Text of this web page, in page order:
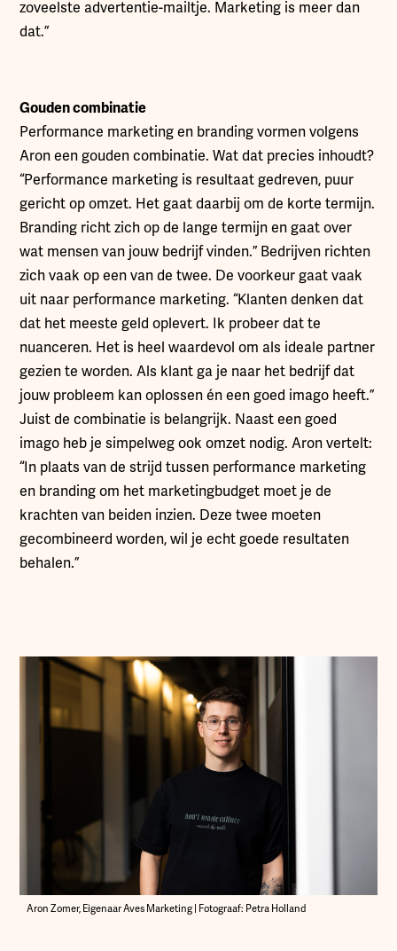
zoveelste advertentie-mailtje. Marketing is meer dan
dat.”
Gouden combinatie
Performance marketing en branding vormen volgens
Aron een gouden combinatie. Wat dat precies inhoudt?
“Performance marketing is resultaat gedreven, puur
gericht op omzet. Het gaat daarbij om de korte termijn.
Branding richt zich op de lange termijn en gaat over
wat mensen van jouw bedrijf vinden.” Bedrijven richten
zich vaak op een van de twee. De voorkeur gaat vaak
uit naar performance marketing. “Klanten denken dat
dat het meeste geld oplevert. Ik probeer dat te
nuanceren. Het is heel waardevol om als ideale partner
gezien te worden. Als klant ga je naar het bedrijf dat
jouw probleem kan oplossen én een goed imago heeft.”
Juist de combinatie is belangrijk. Naast een goed
imago heb je simpelweg ook omzet nodig. Aron vertelt:
“In plaats van de strijd tussen performance marketing
en branding om het marketingbudget moet je de
krachten van beiden inzien. Deze twee moeten
gecombineerd worden, wil je echt goede resultaten
behalen.”
Aron Zomer, Eigenaar Aves Marketing | Fotograaf: Petra Holland